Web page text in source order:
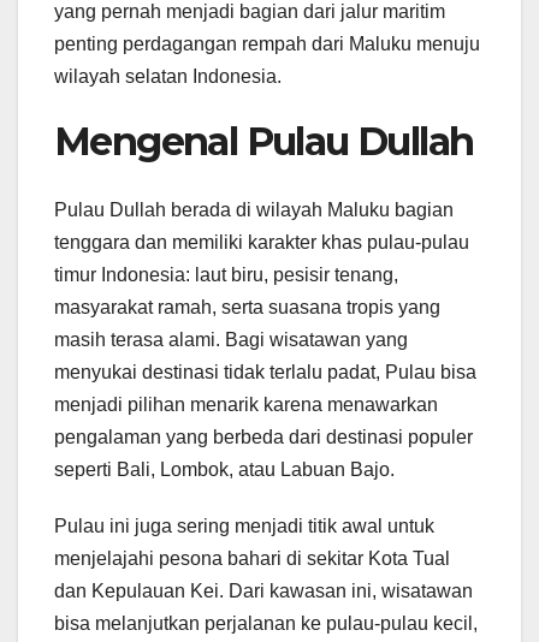
yang pernah menjadi bagian dari jalur maritim
penting perdagangan rempah dari Maluku menuju
wilayah selatan Indonesia.
Mengenal Pulau Dullah
Pulau Dullah berada di wilayah Maluku bagian
tenggara dan memiliki karakter khas pulau-pulau
timur Indonesia: laut biru, pesisir tenang,
masyarakat ramah, serta suasana tropis yang
masih terasa alami. Bagi wisatawan yang
menyukai destinasi tidak terlalu padat, Pulau bisa
menjadi pilihan menarik karena menawarkan
pengalaman yang berbeda dari destinasi populer
seperti Bali, Lombok, atau Labuan Bajo.
Pulau ini juga sering menjadi titik awal untuk
menjelajahi pesona bahari di sekitar Kota Tual
dan Kepulauan Kei. Dari kawasan ini, wisatawan
bisa melanjutkan perjalanan ke pulau-pulau kecil,